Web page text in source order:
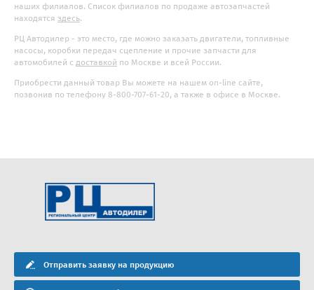
наших филиалов. Список филиалов по продаже автозапчастей
находятся здесь.
РЦ Автодилер - это место, где можно заказать двигатели, топливные
насосы, коробки передач сцепление и прочие запчасти для
автомобилей с доставкой по Москве и всей России.
Приобрести данный товар Вы можете на нашем on-line сайте,
позвонив по телефону 8-800-707-61-20, а также в офисе в Москве.
Отправить заявку на продукцию